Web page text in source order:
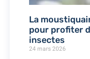
La
pour profiter
insectes
24 mars 2026